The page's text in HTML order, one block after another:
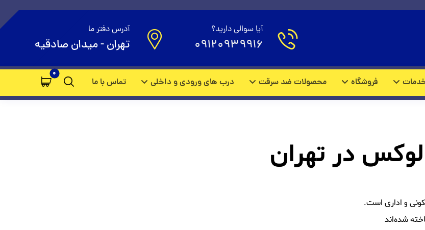
آدرس دفتر ما
تهران - میدان صادقیه
آیا سوالی دارید؟
09120939916
فروشگاه محصولات ضد سرقت درب های ورودی و داخلی تماس با ما
سرقت لوکس در تهران
در تهران
و اداری است.
شده‌اند